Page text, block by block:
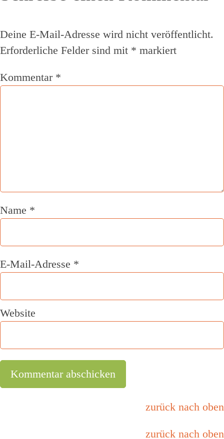
Deine E-Mail-Adresse wird nicht veröffentlicht.
Erforderliche Felder sind mit * markiert
Kommentar *
Name *
E-Mail-Adresse *
Website
zurück nach oben
zurück nach oben